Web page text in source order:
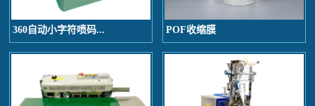
360自动小字符喷码... POF收缩膜